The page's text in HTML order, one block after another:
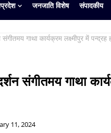
जनजाति विशेष संपादकीय
संगीतमय गाथा कार्यक्रम लक्ष्मीपुर में
संगीतमय गाथा
11, 2024